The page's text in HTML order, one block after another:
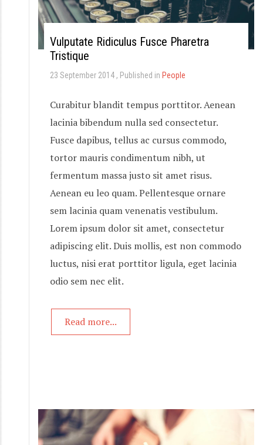
Vulputate Ridiculus Fusce Pharetra
Tristique
23 September 2014 Published in People
Curabitur blandit tempus porttitor. Aenean
lacinia bibendum nulla sed consectetur.
Fusce dapibus, tellus ac cursus commodo,
tortor mauris condimentum nibh, ut
fermentum massa justo sit amet risus.
Aenean eu leo quam. Pellentesque ornare
sem lacinia quam venenatis vestibulum.
Lorem ipsum dolor sit amet, consectetur
adipiscing elit. Duis mollis, est non commodo
luctus, nisi erat porttitor ligula, eget lacinia
odio sem nec elit.
Read more...